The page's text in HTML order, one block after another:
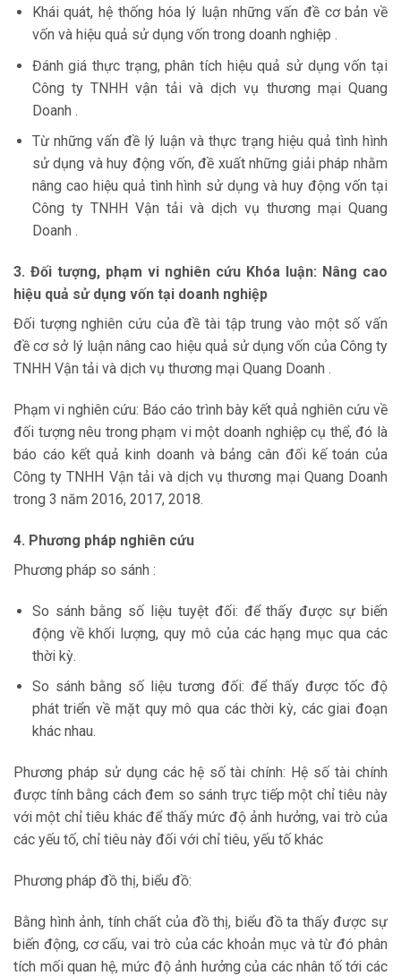
Khái quát, hệ thống hóa lý luận những vấn đề cơ bản về
vốn và hiệu quả sử dụng vốn trong doanh nghiệp .
Đánh giá thực trạng, phân tích hiệu quả sử dụng vốn tại
Công ty TNHH vận tải và dịch vụ thương mại Quang
Doanh .
Từ những vấn đề lý luận và thực trạng hiệu quả tình hình
sử dụng và huy động vốn, đề xuất những giải pháp nhằm
nâng cao hiệu quả tình hình sử dụng và huy động vốn tại
Công ty TNHH Vận tải và dịch vụ thương mại Quang
Doanh .
3. Đối tượng, phạm vi nghiên cứu Khóa luận: Nâng cao
hiệu quả sử dụng vốn tại doanh nghiệp
Đối tượng nghiên cứu của đề tài tập trung vào một số vấn
đề cơ sở lý luận nâng cao hiệu quả sử dụng vốn của Công ty
TNHH Vận tải và dịch vụ thương mại Quang Doanh .
Phạm vi nghiên cứu: Báo cáo trình bày kết quả nghiên cứu về
đối tượng nêu trong phạm vi một doanh nghiệp cụ thể, đó là
báo cáo kết quả kinh doanh và bảng cân đối kế toán của
Công ty TNHH Vận tải và dịch vụ thương mại Quang Doanh
trong 3 năm 2016, 2017, 2018.
4. Phương pháp nghiên cứu
Phương pháp so sánh :
So sánh bằng số liệu tuyệt đối: để thấy được sự biến
động về khối lượng, quy mô của các hạng mục qua các
thời kỳ.
So sánh bằng số liệu tương đối: để thấy được tốc độ
phát triển về mặt quy mô qua các thời kỳ, các giai đoạn
khác nhau.
Phương pháp sử dụng các hệ số tài chính: Hệ số tài chính
được tính bằng cách đem so sánh trực tiếp một chỉ tiêu này
với một chỉ tiêu khác để thấy mức độ ảnh hưởng, vai trò của
các yếu tố, chỉ tiêu này đối với chỉ tiêu, yếu tố khác
Phương pháp đồ thị, biểu đồ:
Bằng hình ảnh, tính chất của đồ thị, biểu đồ ta thấy được sự
biến động, cơ cấu, vai trò của các khoản mục và từ đó phân
tích mối quan hệ, mức độ ảnh hưởng của các nhân tố tới các